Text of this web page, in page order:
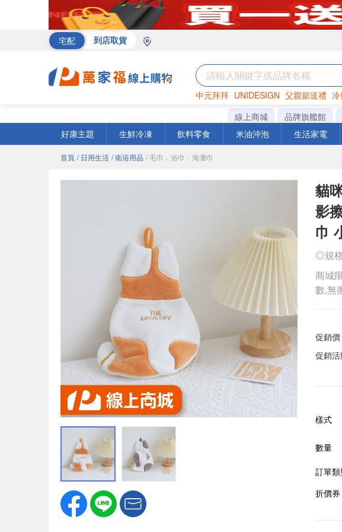
宅配 到店取貨
中元拜拜 UNIDESIGN 父親節送禮
海苔 巧克力 衛生紙
線上商城 品牌旗艦館
好康主題
生鮮冷凍 飲料零食 米油沖泡 生活家電
首頁 / 日用生活 / 衛浴用品 / 毛巾．浴巾．海灘巾
貓
影
巾
◎規
商城
數,無
促銷價
促銷活
樣式
數量
訂單類
折價券